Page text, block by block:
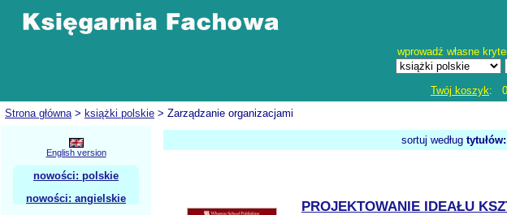
wprowadź własne
Twój koszyk: 0
Strona główna> książki polskie > Zarządzanie organizacjami
English version
nowości: polskie
nowości: angielskie
sortuj według tytułów:
PROJEKTOWANIE IDEAŁU